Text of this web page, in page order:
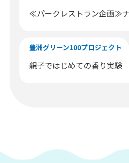
≪パークレストラン企画≫
豊洲グリーン100プロジェクト
親子ではじめての香り実験